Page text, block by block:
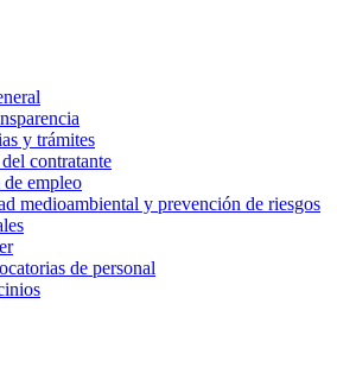
y trámites
contratante
empleo
medioambiental y prevención de riesgos
de personal